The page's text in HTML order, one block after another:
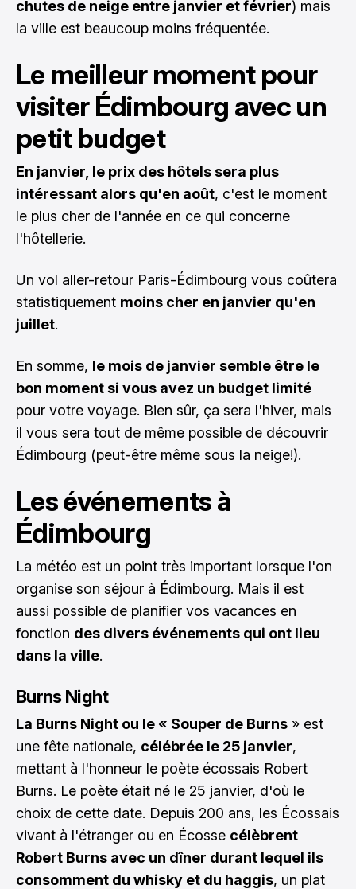
chutes de neige entre janvier et février) mais
la ville est beaucoup moins fréquentée.
Le meilleur moment pour
visiter Édimbourg avec un
petit budget
En janvier, le prix des hôtels sera plus
intéressant alors qu'en août, c'est le moment
le plus cher de l'année en ce qui concerne
l'hôtellerie.
Un vol aller-retour Paris-Édimbourg vous coûtera
statistiquement moins cher en janvier qu'en
juillet.
En somme, le mois de janvier semble être le
bon moment si vous avez un budget limité
pour votre voyage. Bien sûr, ça sera l'hiver, mais
il vous sera tout de même possible de découvrir
Édimbourg (peut-être même sous la neige!).
Les événements à
Édimbourg
La météo est un point très important lorsque l'on
organise son séjour à Édimbourg. Mais il est
aussi possible de planifier vos vacances en
fonction des divers événements qui ont lieu
dans la ville.
Burns Night
La Burns Night ou le « Souper de Burns » est
une fête nationale, célébrée le 25 janvier,
mettant à l'honneur le poète écossais Robert
Burns. Le poète était né le 25 janvier, d'où le
choix de cette date. Depuis 200 ans, les Écossais
vivant à l'étranger ou en Écosse célèbrent
Robert Burns avec un dîner durant lequel ils
consomment du whisky et du haggis, un plat